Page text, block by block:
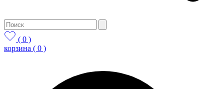
( 0 )
корзина ( 0 )